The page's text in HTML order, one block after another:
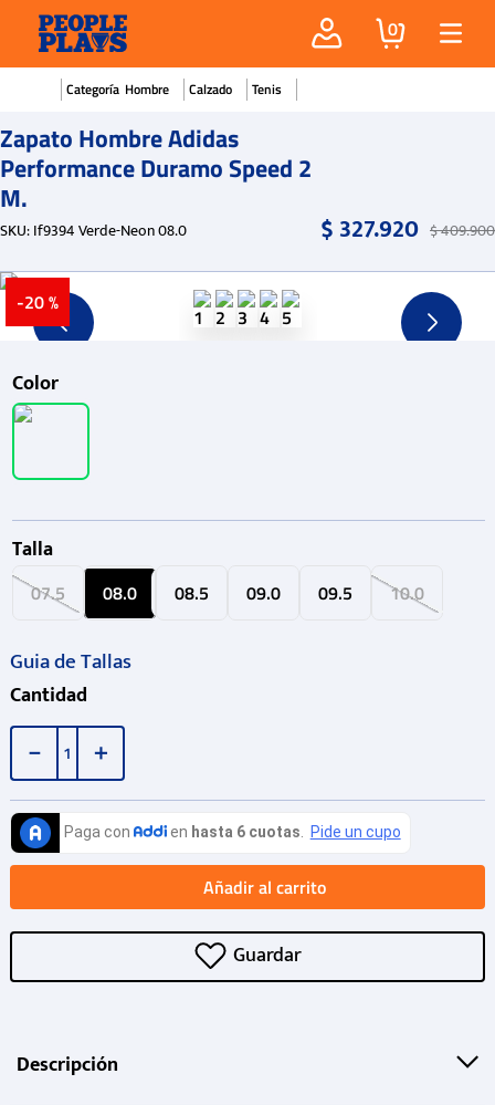
0
Hombre Calzado Tenis
Zapato Hombre Adidas
Performance Duramo Speed 2
M.
SKU:If9394 Verde-Neon 08.0 $327.920 $409.900
-20 %
Color
Talla
07.5 08.0 08.5 09.0 09.5 10.0
Guia de Tallas
Cantidad
＋
－
Añadir al carrito
Descripción